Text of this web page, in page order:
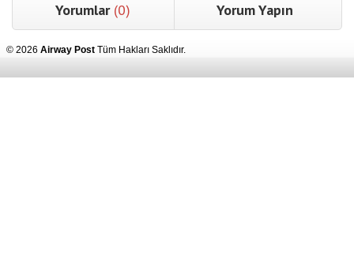
Yorumlar (0) Yorum Yapın
© 2026 Airway Post Tüm Hakları Saklıdır.